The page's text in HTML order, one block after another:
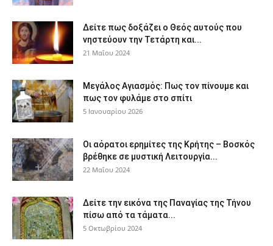
Δείτε πως δοξάζει ο Θεός αυτούς που
νηστεύουν την Τετάρτη και...
21 Μαΐου 2024
Μεγάλος Αγιασμός: Πως τον πίνουμε και
πως τον φυλάμε στο σπίτι
5 Ιανουαρίου 2026
Οι αόρατοι ερημίτες της Κρήτης – Βοσκός
βρέθηκε σε μυστική Λειτουργία...
22 Μαΐου 2024
Δείτε την εικόνα της Παναγίας της Τήνου
πίσω από τα τάματα...
5 Οκτωβρίου 2024